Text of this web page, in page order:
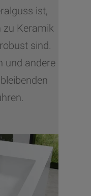
ist,
zu Keramik
sind.
und andere